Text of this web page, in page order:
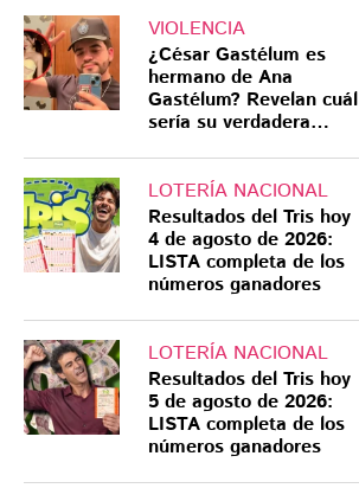
VIOLENCIA
¿César Gastélum es
hermano de Ana
Gastélum? Revelan cuál
sería su verdadera
LOTERÍA NACIONAL
Resultados del Tris hoy
4 de agosto de 2026:
LISTA completa de los
números ganadores
LOTERÍA NACIONAL
Resultados del Tris hoy
5 de agosto de 2026:
LISTA completa de los
números ganadores